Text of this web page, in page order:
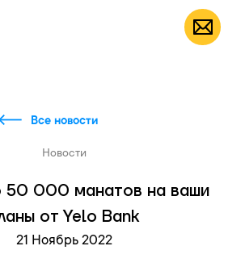
RU
Все новости
Новости
50 000 манатов на ваши
от Yelo Bank
21 Ноябрь 2022